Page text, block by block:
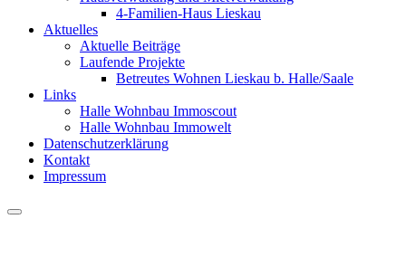
4-Familien-Haus Lieskau
Aktuelles
Aktuelle Beiträge
Laufende Projekte
Betreutes Wohnen Lieskau b. Halle/Saale
Links
Halle Wohnbau Immoscout
Halle Wohnbau Immowelt
Datenschutzerklärung
Kontakt
Impressum